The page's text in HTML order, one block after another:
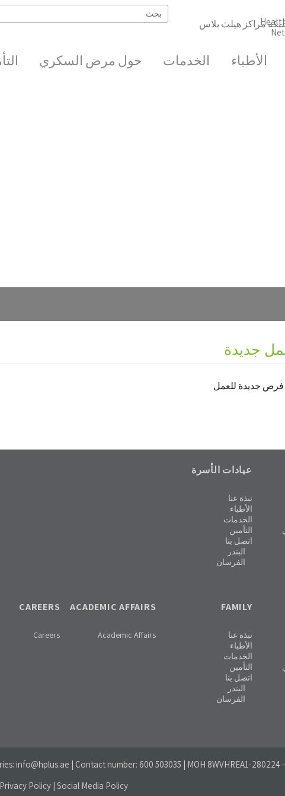
مراكز هيلث بلاس
الأطباء الخدمات حول مرض السكري
جديدة
فرص جديدة للعمل
عيادات الأسرة
نبذة عنا
الأطباء
الخدمات
التأمين
اتصل بنا
البندر
الفرسان
FAMILY
نبذة عنا
الأطباء
الخدمات
التأمين
اتصل بنا
البندر
الفرسان
ACADEMIC AFFAIRS
Academic Affairs
CAREERS
Careers
info@hplus.ae | Contact number: 600 503035 | MOH 8WVHREA1-280224
Policy | Social Media Policy